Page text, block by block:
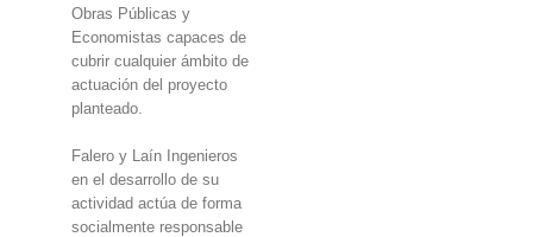
Obras Públicas y
Economistas capaces de
cubrir cualquier ámbito de
actuación del proyecto
planteado.
Falero y Laín Ingenieros
en el desarrollo de su
actividad actúa de forma
socialmente responsable